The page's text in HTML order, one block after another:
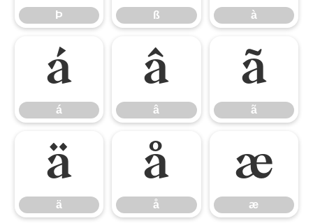
Þ ß à
á
á
â
â
ã
ã
ä
ä
å
å
æ
æ